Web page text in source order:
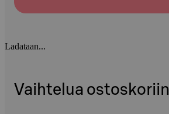
Ladataan...
Vaihtelua ostoskoriin